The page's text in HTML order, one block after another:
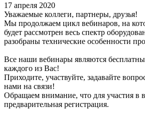
17 апреля 2020
Уважаемые коллеги, партнеры, друзья!
Мы продолжаем цикл вебинаров, на
будет рассмотрен весь спектр
разобраны технические особенности
Все наши вебинары являются
каждого из Вас!
Приходите, участвуйте, задавайте
нами на связи!
Обращаем внимание, что для участия в
предварительная регистрация.